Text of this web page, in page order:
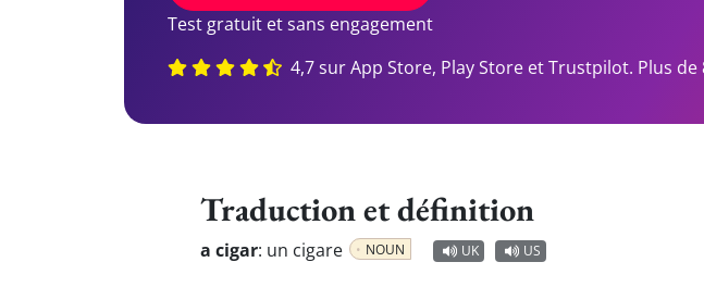
Test gratuit et sans engagement
4,7 sur App Store, Play Store et Trustpilot. Plus
Traduction et définition
a cigar: un cigare NOUN UK US